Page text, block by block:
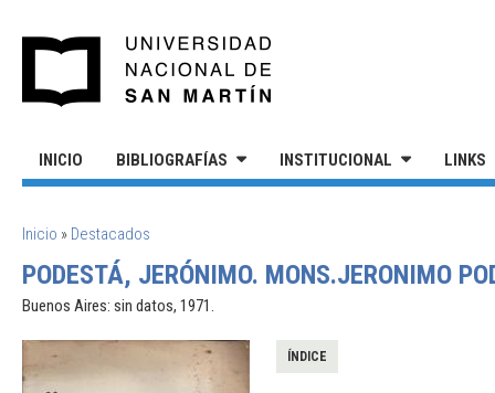
INICIO BIBLIOGRAFÍAS INSTITUCIONAL LINKS
SE ENCUENTRA USTED AQUÍ
Inicio » Destacados
PODESTÁ, JERÓNIMO. MONS.JERONIMO
Buenos Aires: sin datos, 1971.
ÍNDICE